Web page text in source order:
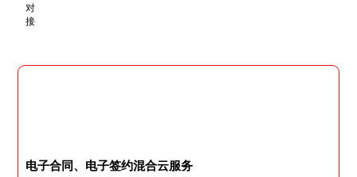
电子合同、电子签约混合云服务